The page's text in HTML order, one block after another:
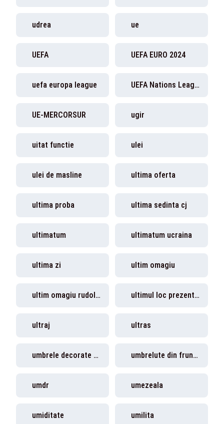
udrea ue
UEFA UEFA EURO 2024
uefa europa league UEFA Nations League
UE-MERCORSUR ugir
uitat functie ulei
ulei de masline ultima oferta
ultima proba ultima sedinta cj
ultimatum ultimatum ucraina
ultima zi ultim omagiu
ultim omagiu rudolf fatyol ultimul loc prezenta la vot
ultraj ultras
umbrele decorate cu frunze umbrelute din frunze
umdr umezeala
umiditate umilita